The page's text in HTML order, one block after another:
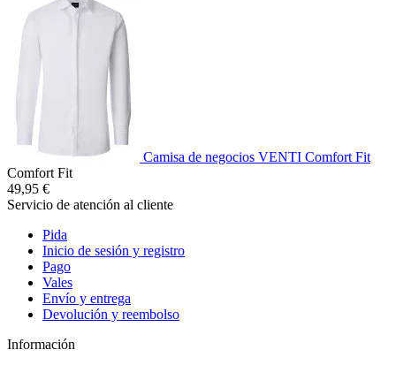
Camisa de negocios VENTI Comfort Fit
Comfort Fit
49,95 €
Servicio de atención al cliente
Pida
Inicio de sesión y registro
Pago
Vales
Envío y entrega
Devolución y reembolso
Información